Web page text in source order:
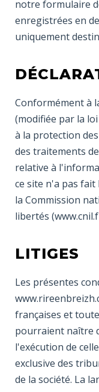
notre formulaire
enregistrées en
uniquement
Conformément à
(modifiée par la
à la protection
des traitements
relative à
ce site n'a pas
la Commission
libertés
LITIGES
Les présentes
françaises et
pourraient naître
l'exécution de
exclusive des
de la société. La